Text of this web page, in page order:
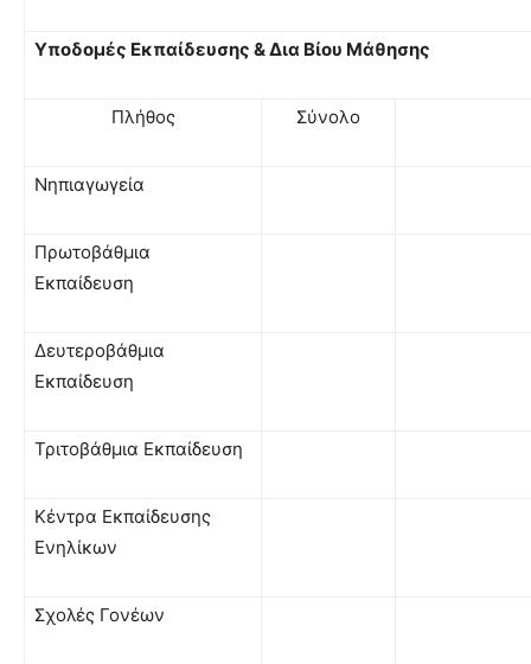
Υποδομές Εκπαίδευσης & Δια Βίου Μάθησης
Πλήθος Σύνολο
Νηπιαγωγεία
Πρωτοβάθμια
Εκπαίδευση
Δευτεροβάθμια
Εκπαίδευση
Τριτοβάθμια Εκπαίδευση
Κέντρα Εκπαίδευσης
Ενηλίκων
Σχολές Γονέων